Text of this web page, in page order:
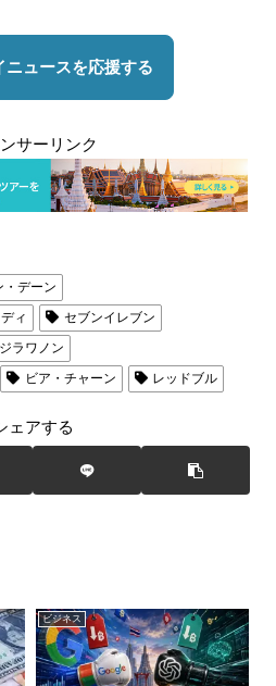
サーリンク
・デーン
ィ
セブンイレブン
ラワノン
ビア・チャーン レッドブル
ェアする
ビジネス